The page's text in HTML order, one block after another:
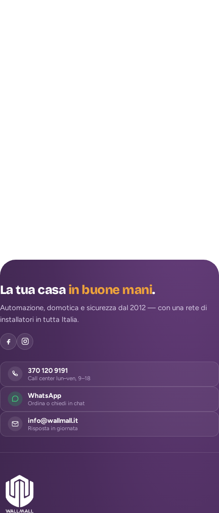
La tua casain buone mani.
Automazione, domotica e sicurezza dal 2012 — con una rete di
installatori in tutta Italia.
370 120 9191
Call center lun–ven, 9–18
WhatsApp
Ordina o chiedi in chat
info@wallmall.it
Risposta in giornata